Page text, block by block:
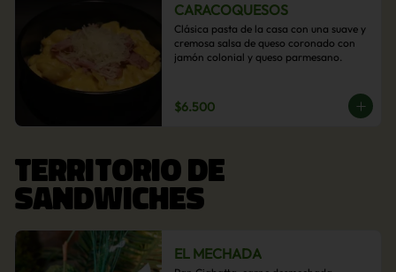
CARACOQUESOS
Clásica pasta de la casa con una suave y
cremosa salsa de queso coronado con
jamón colonial y queso parmesano.
$6.500
TERRITORIO DE
SANDWICHES
EL MECHADA